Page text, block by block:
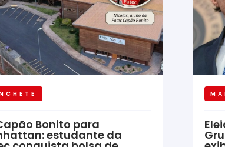
Bonito para
estudante da